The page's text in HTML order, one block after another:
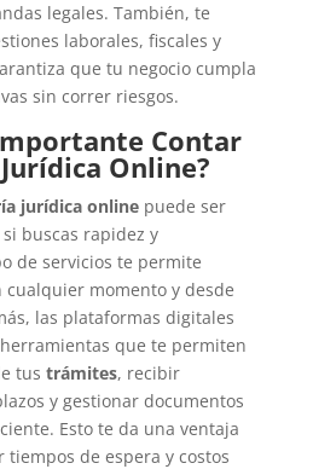
legales. También, te
laborales, fiscales y
que tu negocio cumpla
sin correr riesgos.
Contar
Online?
jurídica onlinepuede ser
buscas rapidez y
de servicios te permite
cualquier momento y desde
las plataformas digitales
que te permiten
tus trámites, recibir
y gestionar documentos
Esto te da una ventaja
de espera y costos